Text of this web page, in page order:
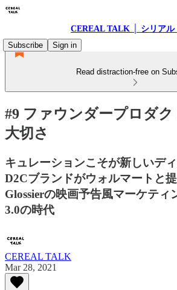
CEREAL TALK │ シリアル
Subscribe
Sign in
Read distraction-free on
#9 ファウンダープロダ
大切さ
キュレーションこそが新しいディ
D2Cブランドがウォルマートと提
Glossierの映画予告風マーケティ
3.0の時代
CEREAL TALK
Mar 28, 2021